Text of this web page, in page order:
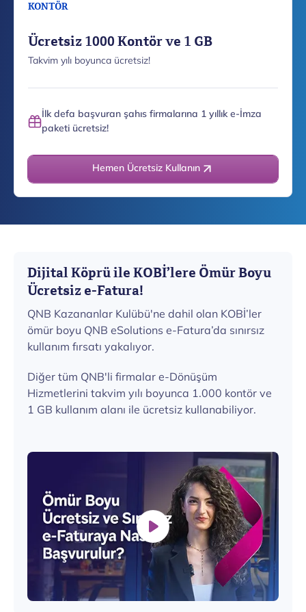
KONTÖR
Ücretsiz 1000 Kontör ve 1 GB
Takvim yılı boyunca ücretsiz!
İlk defa başvuran şahıs firmalarına 1 yıllık e-İmza
paketi ücretsiz!
Hemen Ücretsiz Kullanın
Dijital Köprü ile KOBİ’lere Ömür Boyu
Ücretsiz e-Fatura!
QNB Kazananlar Kulübü'ne dahil olan KOBİ’ler
ömür boyu QNB eSolutions e-Fatura’da sınırsız
kullanım fırsatı yakalıyor.
Diğer tüm QNB'li firmalar e-Dönüşüm
Hizmetlerini takvim yılı boyunca 1.000 kontör ve
1 GB kullanım alanı ile ücretsiz kullanabiliyor.